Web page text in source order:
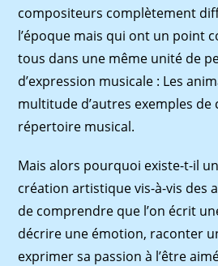
compositeurs complètement
l’époque mais qui ont un point
tous dans une même unité de
d’expression musicale : Les
multitude d’autres exemples de
répertoire musical.
Mais alors pourquoi existe-t-il
création artistique vis-à-vis des
de comprendre que l’on écrit
décrire une émotion, raconter
exprimer sa passion à l’être